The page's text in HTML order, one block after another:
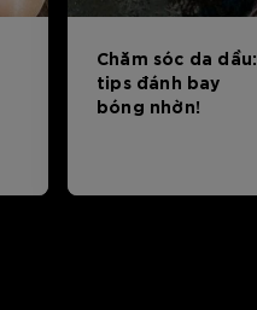
Chăm sóc da dầu:
tips đánh bay
bóng nhờn!